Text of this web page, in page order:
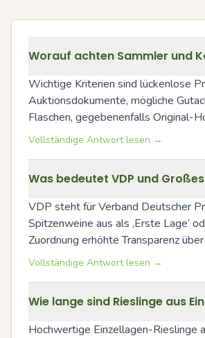
Worauf achten Sammler und
Wichtige Kriterien sind lückenlose
Auktionsdokumente, mögliche
Flaschen, gegebenenfalls Original-
Vollständige Antwort lesen →
Was bedeutet VDP und
VDP steht für Verband Deutscher
Spitzenweine aus als ‚Erste Lage‘
Zuordnung erhöhte Transparenz
Vollständige Antwort lesen →
Wie lange sind Rieslinge aus
Hochwertige Einzellagen-Rieslinge